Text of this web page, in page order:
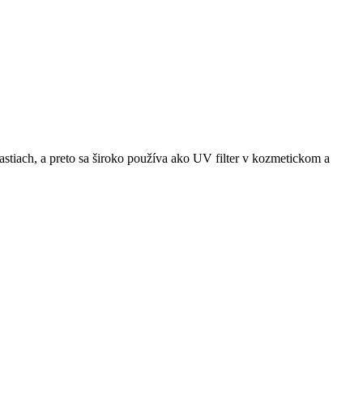
a preto sa široko používa ako UV filter v kozmetickom a